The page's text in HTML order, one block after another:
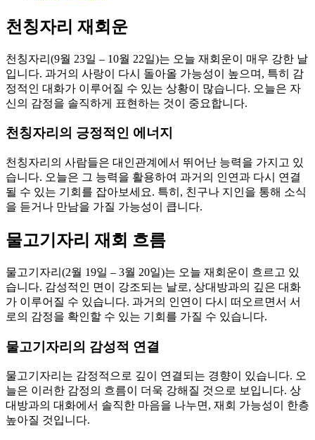
천칭자리 재회운
천칭자리(9월 23일 – 10월 22일)는 오늘 재회운이 매우 강한 날
입니다. 과거의 사랑이 다시 돌아올 가능성이 높으며, 특히 감
정적인 대화가 이루어질 수 있는 상황이 많습니다. 오늘은 자
신의 감정을 솔직하게 표현하는 것이 중요합니다.
천칭자리의 긍정적인 에너지
천칭자리의 사람들은 대인관계에서 뛰어난 능력을 가지고 있
습니다. 오늘은 그 능력을 활용하여 과거의 인연과 다시 연결
될 수 있는 기회를 잡아보세요. 특히, 친구나 지인을 통해 소식
을 듣거나 만남을 가질 가능성이 큽니다.
물고기자리 재회 흐름
물고기자리(2월 19일 – 3월 20일)는 오늘 재회운이 흐르고 있
습니다. 감성적인 면이 강조되는 날로, 상대방과의 깊은 대화
가 이루어질 수 있습니다. 과거의 인연이 다시 떠오르면서 서
로의 감정을 확인할 수 있는 기회를 가질 수 있습니다.
물고기자리의 감성적 연결
물고기자리는 감정적으로 깊이 연결되는 경향이 있습니다. 오
늘은 이러한 감정의 흐름이 더욱 강해질 것으로 보입니다. 상
대방과의 대화에서 솔직한 마음을 나누면, 재회 가능성이 한층
높아질 것입니다.